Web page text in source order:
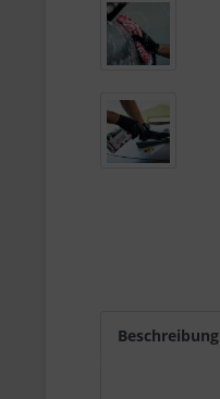
Beschreibung